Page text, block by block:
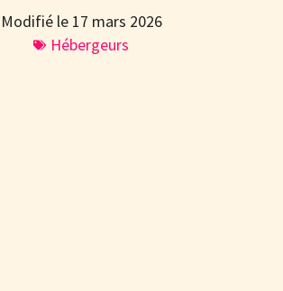
Modifié le 17 mars 2026
Hébergeurs